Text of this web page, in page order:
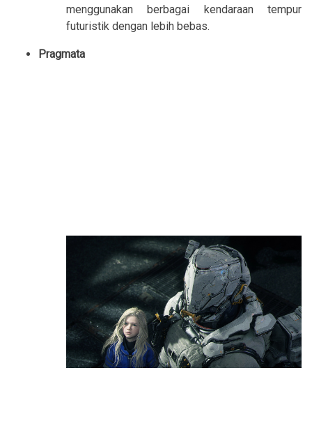
menggunakan berbagai kendaraan tempur
futuristik dengan lebih bebas.
Pragmata